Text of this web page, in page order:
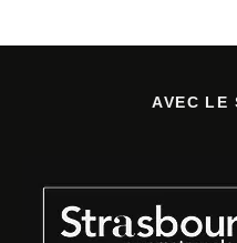
AVEC LE